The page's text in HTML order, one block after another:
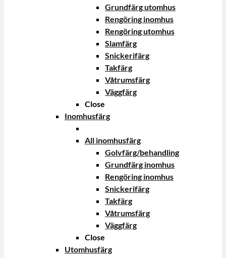
Grundfärg utomhus
Rengöring inomhus
Rengöring utomhus
Slamfärg
Snickerifärg
Takfärg
Våtrumsfärg
Väggfärg
Close
Inomhusfärg
All inomhusfärg
Golvfärg/behandling
Grundfärg inomhus
Rengöring inomhus
Snickerifärg
Takfärg
Våtrumsfärg
Väggfärg
Close
Utomhusfärg